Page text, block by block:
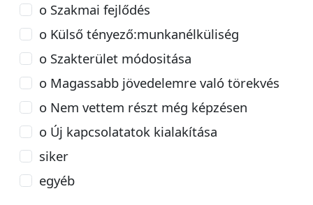
o Szakmai fejlődés
o Külső tényező:munkanélküliség
o Szakterület módositása
o Magassabb jövedelemre való törekvés
o Nem vettem részt még képzésen
o Új kapcsolatatok kialakítása
siker
egyéb